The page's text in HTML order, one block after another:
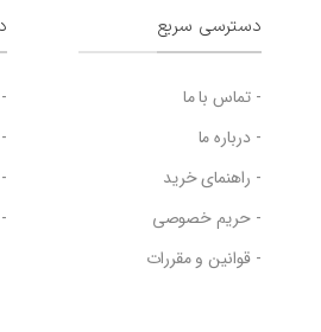
دسترسی سریع
- تماس با ما
- درباره ما
- راهنمای خرید
- حریم خصوصی
- قوانین و مقررات